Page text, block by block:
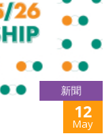
新聞
12
May